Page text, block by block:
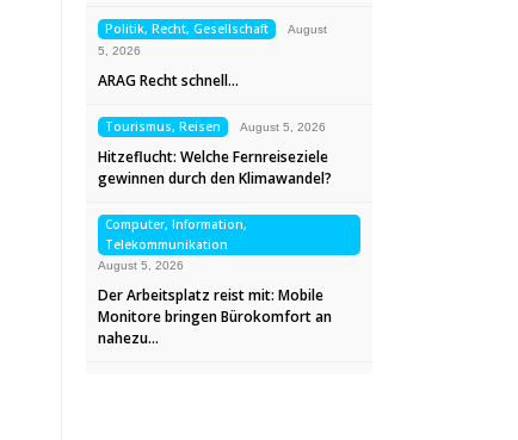
Politik, Recht, Gesellschaft
August
5, 2026
ARAG Recht schnell…
Tourismus, Reisen August 5, 2026
Hitzeflucht: Welche Fernreiseziele
gewinnen durch den Klimawandel?
Computer, Information,
Telekommunikation
August 5, 2026
Der Arbeitsplatz reist mit: Mobile
Monitore bringen Bürokomfort an
nahezu…